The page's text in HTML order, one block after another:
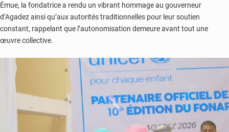
Émue, la fondatrice a rendu un vibrant hommage au gouverneur
d’Agadez ainsi qu’aux autorités traditionnelles pour leur soutien
constant, rappelant que l’autonomisation demeure avant tout une
œuvre collective.